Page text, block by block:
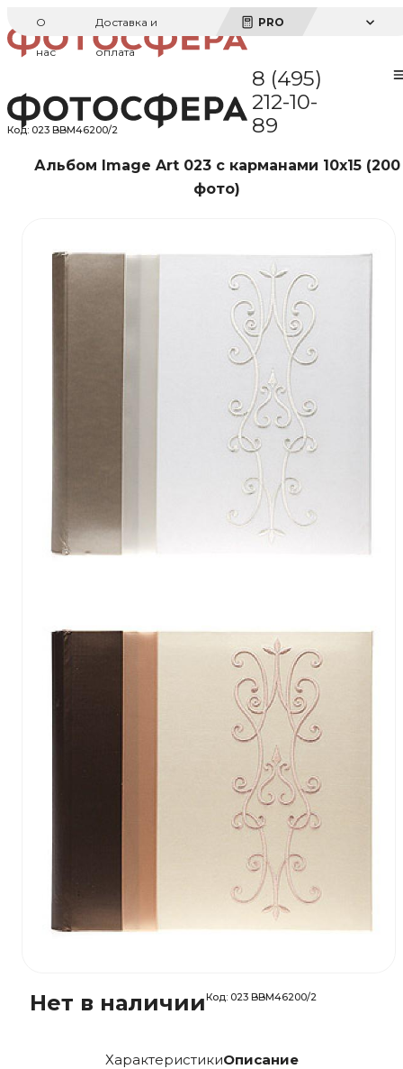
О
нас
Доставка и
оплата
PRO
8 (495)
212-10-
89
Код: 023 BBM46200/2
Альбом Image Art 023 с карманами 10x15 (200
фото)
Нет в наличииКод: 023 BBM46200/2
ХарактеристикиОписание